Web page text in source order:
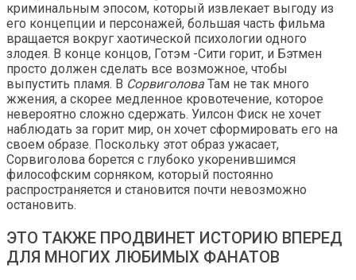
криминальным эпосом, который извлекает выгоду из
его концепции и персонажей, большая часть фильма
вращается вокруг хаотической психологии одного
злодея. В конце концов, Готэм -Сити горит, и Бэтмен
просто должен сделать все возможное, чтобы
выпустить пламя. В Сорвиголова Там не так много
жжения, а скорее медленное кровотечение, которое
невероятно сложно сдержать. Уилсон Фиск не хочет
наблюдать за горит мир, он хочет сформировать его на
своем образе. Поскольку этот образ ужасает,
Сорвиголова борется с глубоко укоренившимся
философским сорняком, который постоянно
распространяется и становится почти невозможно
остановить.
ЭТО ТАКЖЕ ПРОДВИНЕТ ИСТОРИЮ ВПЕРЕД
ДЛЯ МНОГИХ ЛЮБИМЫХ ФАНАТОВ